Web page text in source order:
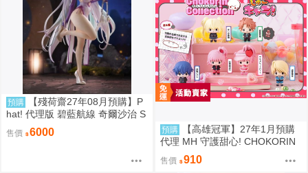
預購
【殘荷齋27年08月預購】P
hat! 代理版 碧藍航線 奇爾沙治 S
pringtime Data 1/6 PVC完成品 0
923
售價 6000 預購
【高雄冠軍】27年1月預購
代理 MH 守護甜心! CHOKORIN
迷你玩偶收藏集 第1彈 中盒6入
免訂金0813
售價 910